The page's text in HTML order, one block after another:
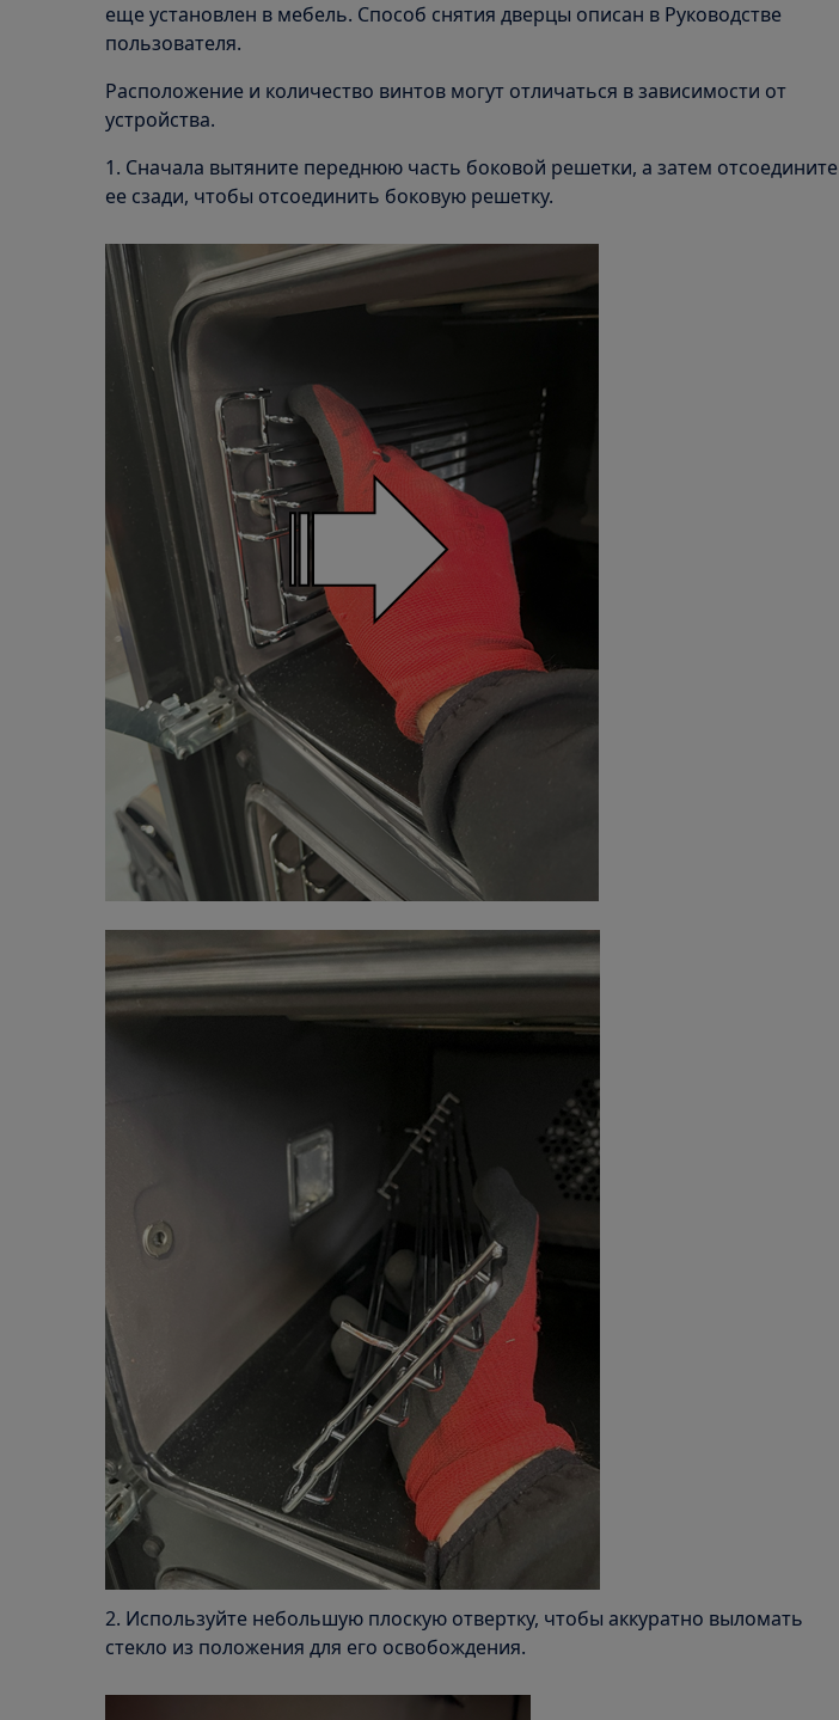
еще установлен в мебель. Способ снятия дверцы описан в Руководстве
пользователя.
Расположение и количество винтов могут отличаться в зависимости от
устройства.
1. Сначала вытяните переднюю часть боковой решетки, а затем отсоедините
ее сзади, чтобы отсоединить боковую решетку.
2. Используйте небольшую плоскую отвертку, чтобы аккуратно выломать
стекло из положения для его освобождения.